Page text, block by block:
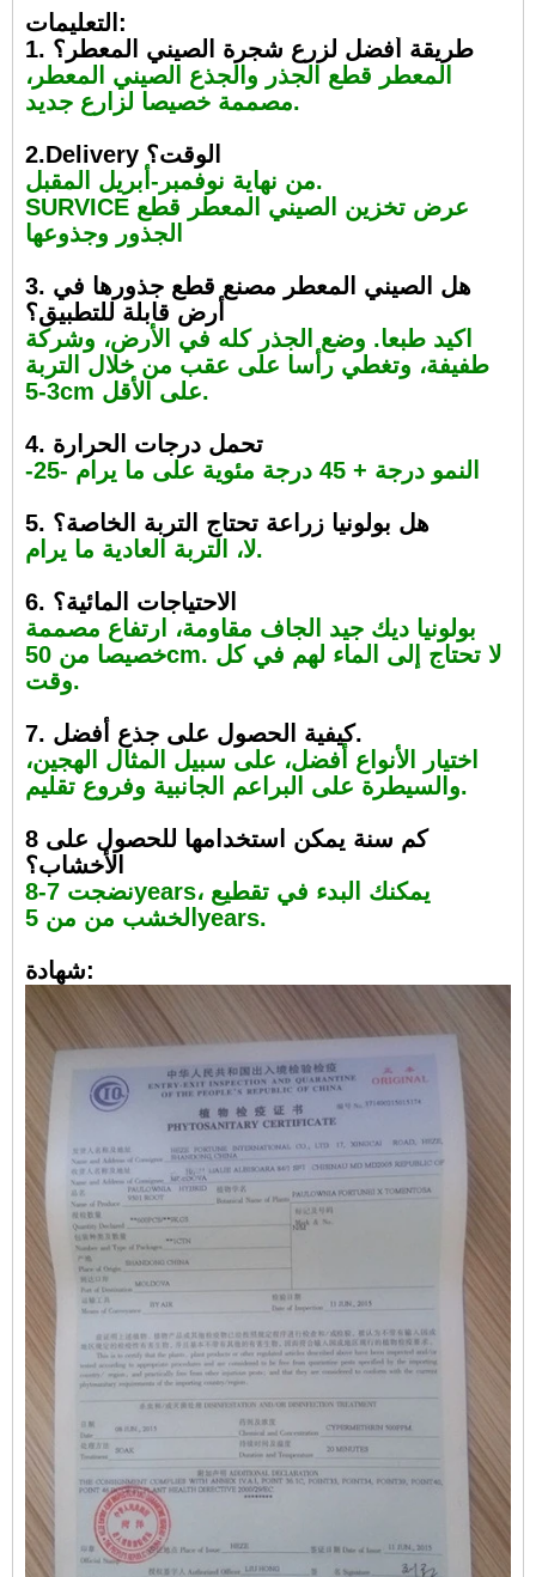
التعليمات:
1. طريقة أفضل لزرع شجرة الصيني المعطر؟
المعطر قطع الجذر والجذع الصيني المعطر،
مصممة خصيصا لزارع جديد.
2.Delivery الوقت؟
من نهاية نوفمبر-أبريل المقبل.
SURVICE عرض تخزين الصيني المعطر قطع
الجذور وجذوعها
3. هل الصيني المعطر مصنع قطع جذورها في
أرض قابلة للتطبيق؟
اكيد طبعا. وضع الجذر كله في الأرض، وشركة
طفيفة، وتغطي رأسا على عقب من خلال التربة
3-5cm على الأقل.
4. تحمل درجات الحرارة
-25- النمو درجة + 45 درجة مئوية على ما يرام
5. هل بولونيا زراعة تحتاج التربة الخاصة؟
لا، التربة العادية ما يرام.
6. الاحتياجات المائية؟
بولونيا ديك جيد الجاف مقاومة، ارتفاع مصممة
خصيصا من 50cm. لا تحتاج إلى الماء لهم في كل
وقت.
7. كيفية الحصول على جذع أفضل.
اختيار الأنواع أفضل، على سبيل المثال الهجين،
والسيطرة على البراعم الجانبية وفروع تقليم.
8 كم سنة يمكن استخدامها للحصول على
الأخشاب؟
نضجت 7-8years، يمكنك البدء في تقطيع
الخشب من من 5years.
شهادة: